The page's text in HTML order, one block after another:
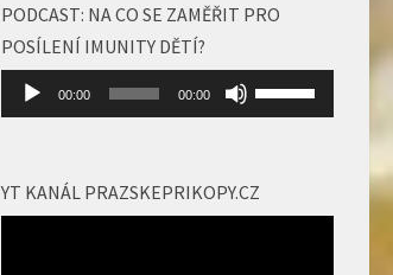
PODCAST: NA CO SE ZAMĚŘIT PRO
POSÍLENÍ IMUNITY DĚTÍ?
Audio
přehrávač
00:00 00:00
Použitím
šipek
zvýšíte
nebo
YT KANÁL PRAZSKEPRIKOPY.CZ